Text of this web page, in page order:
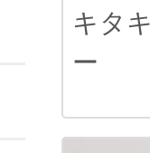
キタ
ー